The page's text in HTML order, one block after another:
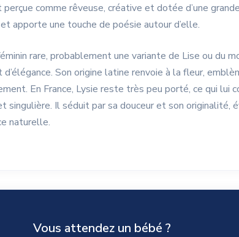
perçue comme rêveuse, créative et dotée d’une
apporte une touche de poésie autour d’elle.
rare, probablement une variante de Lise ou du
Son origine latine renvoie à la fleur,
En France, Lysie reste très peu porté, ce qui lui
singulière. Il séduit par sa douceur et son originalité,
naturelle.
Vous attendez un bébé ?